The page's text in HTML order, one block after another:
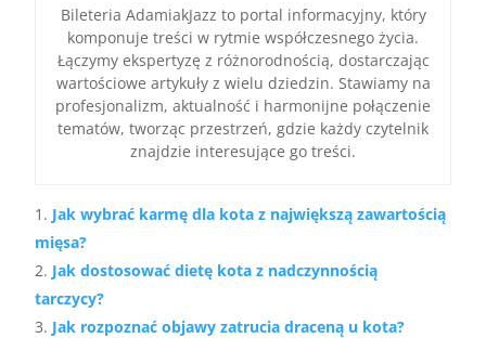
Bileteria AdamiakJazz to portal informacyjny, który
komponuje treści w rytmie współczesnego życia.
Łączymy ekspertyzę z różnorodnością, dostarczając
wartościowe artykuły z wielu dziedzin. Stawiamy na
profesjonalizm, aktualność i harmonijne połączenie
tematów, tworząc przestrzeń, gdzie każdy czytelnik
znajdzie interesujące go treści.
Jak wybrać karmę dla kota z największą zawartością
mięsa?
Jak dostosować dietę kota z nadczynnością
tarczycy?
Jak rozpoznać objawy zatrucia draceną u kota?